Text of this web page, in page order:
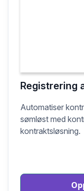
Registrering
Automatiser
sømløst med
kontraktsløsning.